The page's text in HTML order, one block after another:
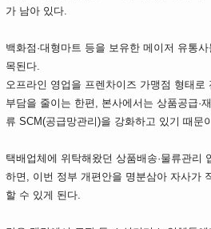
가 남아 있다.
백화점·대형마트 등을 보유한 메이저 유통
목된다.
오프라인 영업을 프렌차이즈 가맹점 형태
부담을 줄이는 한편, 본사에서는 상품공급·
류 SCM(공급망관리)을 강화하고 있기 때문
택배업체에 위탁해왔던 상품배송·물류관리
하면, 이번 정부 개편안을 명분삼아 자사가
할 수 있게 된다.